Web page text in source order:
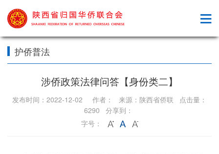
护侨普法
涉侨政策法律问答【身份类二】
发布时间：2022-12-02 作者： 来源：陕西省侨联 点击量：
6290 分享到：
字号：